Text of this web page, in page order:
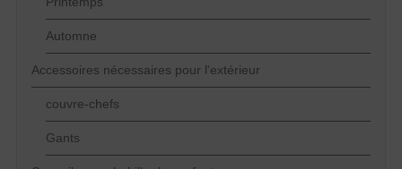
Automne
Accessoires nécessaires pour l'extérieur
couvre-chefs
Gants